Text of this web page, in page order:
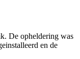
De opheldering was
en de